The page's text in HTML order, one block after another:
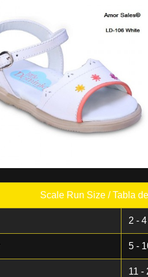
Scale Run Size / Tabla
2 - 4
5 -
11 -